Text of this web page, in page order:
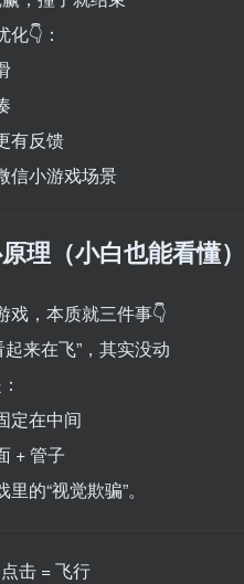
👇：
有反馈
信小游戏场景
理（小白也能看懂）
戏，本质就三件事👇
起来在飞”，其实没动
定在中间
+ 管子
的“视觉欺骗”。
击 = 飞行